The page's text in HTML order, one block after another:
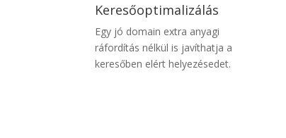
Keresőoptimalizálás
Egy jó domain extra anyagi
ráfordítás nélkül is javíthatja a
keresőben elért helyezésedet.